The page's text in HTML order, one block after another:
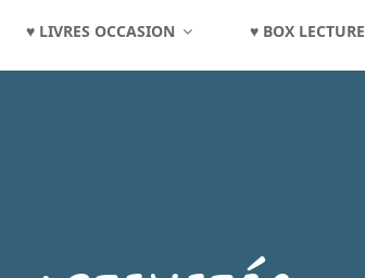
♥ LIVRES OCCASION ♥ BOX LECTURE